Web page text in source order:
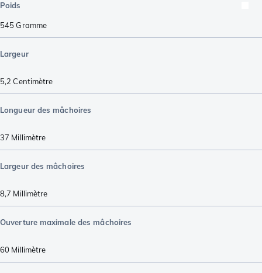
Poids
545Gramme
Largeur
5,2 Centimètre
Longueur des mâchoires
37 Millimètre
Largeur des mâchoires
8,7 Millimètre
Ouverture maximale des mâchoires
60 Millimètre